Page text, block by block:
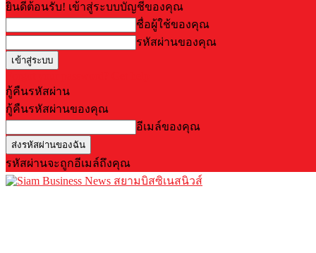
ยินดีต้อนรับ! เข้าสู่ระบบบัญชีของคุณ
ชื่อผู้ใช้ของคุณ
รหัสผ่านของคุณ
กู้คืนรหัสผ่าน
กู้คืนรหัสผ่านของคุณ
อีเมล์ของคุณ
รหัสผ่านจะถูกอีเมล์ถึงคุณ
สยามบิสซิเนสนิวส์